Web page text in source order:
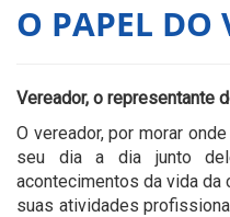
O PAPEL DO
Vereador, o representante
O vereador, por morar
seu dia a dia junto
acontecimentos da vida da
suas atividades